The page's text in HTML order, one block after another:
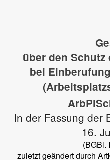
über den
bei
In der Fassung der
16.
(BGBl.
zuletzt geändert durch